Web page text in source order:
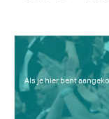
Als je hier bent